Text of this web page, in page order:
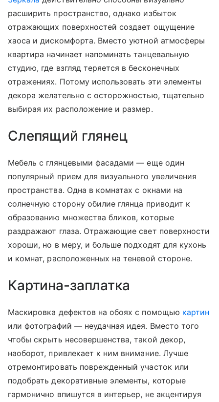
расширить пространство, однако избыток
отражающих поверхностей создает ощущение
хаоса и дискомфорта. Вместо уютной атмосферы
квартира начинает напоминать танцевальную
студию, где взгляд теряется в бесконечных
отражениях. Потому использовать эти элементы
декора желательно с осторожностью, тщательно
выбирая их расположение и размер.
Слепящий глянец
Мебель с глянцевыми фасадами — еще один
популярный прием для визуального увеличения
пространства. Одна в комнатах с окнами на
солнечную сторону обилие глянца приводит к
образованию множества бликов, которые
раздражают глаза. Отражающие свет поверхности
хороши, но в меру, и больше подходят для кухонь
и комнат, расположенных на теневой стороне.
Картина-заплатка
Маскировка дефектов на обоях с помощью картин
или фотографий — неудачная идея. Вместо того
чтобы скрыть несовершенства, такой декор,
наоборот, привлекает к ним внимание. Лучше
отремонтировать поврежденный участок или
подобрать декоративные элементы, которые
гармонично впишутся в интерьер, не акцентируя